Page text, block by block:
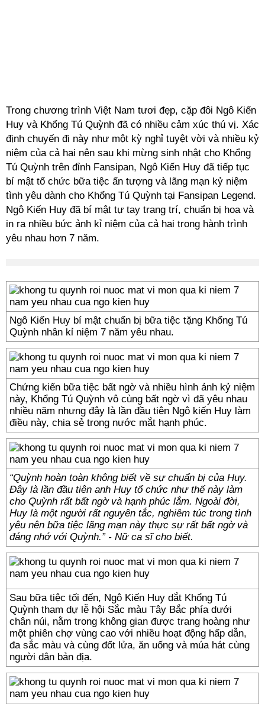
Trong chương trình Việt Nam tươi đẹp, cặp đôi Ngô Kiến
Huy và Khổng Tú Quỳnh đã có nhiều cảm xúc thú vị. Xác
định chuyến đi này như một kỳ nghỉ tuyệt vời và nhiều kỷ
niệm của cả hai nên sau khi mừng sinh nhật cho Khổng
Tú Quỳnh trên đỉnh Fansipan, Ngô Kiến Huy đã tiếp tục
bí mật tổ chức bữa tiệc ấn tượng và lãng mạn kỷ niệm
tình yêu dành cho Khổng Tú Quỳnh tại Fansipan Legend.
Ngô Kiến Huy đã bí mật tự tay trang trí, chuẩn bị hoa và
in ra nhiều bức ảnh kỉ niệm của cả hai trong hành trình
yêu nhau hơn 7 năm.
Ngô Kiến Huy bí mật chuẩn bị bữa tiệc tặng Khổng Tú
Quỳnh nhân kỉ niệm 7 năm yêu nhau.
Chứng kiến bữa tiệc bất ngờ và nhiều hình ảnh kỷ niệm
này, Khổng Tú Quỳnh vô cùng bất ngờ vì đã yêu nhau
nhiều năm nhưng đây là lần đầu tiên Ngô kiến Huy làm
điều này, chia sẻ trong nước mắt hạnh phúc.
“Quỳnh hoàn toàn không biết về sự chuẩn bị của Huy.
Đây là lần đầu tiên anh Huy tổ chức như thế này làm
cho Quỳnh rất bất ngờ và hạnh phúc lắm. Ngoài đời,
Huy là một người rất nguyên tắc, nghiêm túc trong tình
yêu nên bữa tiệc lãng mạn này thực sự rất bất ngờ và
đáng nhớ với Quỳnh.” - Nữ ca sĩ cho biết.
Sau bữa tiệc tối đến, Ngô Kiến Huy dắt Khổng Tú
Quỳnh tham dự lễ hội Sắc màu Tây Bắc phía dưới
chân núi, nằm trong không gian được trang hoàng như
một phiên chợ vùng cao với nhiều hoạt động hấp dẫn,
đa sắc màu và cùng đốt lửa, ăn uống và múa hát cùng
người dân bản địa.